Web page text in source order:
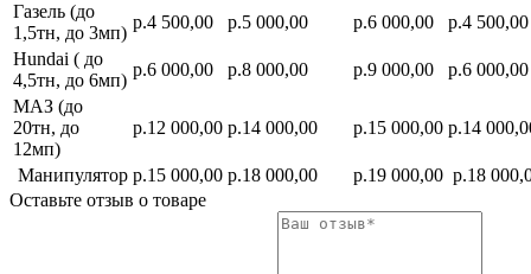
Газель (до
1,5тн, до 3мп)
р.4 500,00 р.5 000,00 р.6 000,00
р.4 500,00
Hundai ( до
4,5тн, до 6мп)
р.6 000,00 р.8 000,00 р.9 000,00
р.6 000,00
МАЗ (до
20тн, до
12мп)
р.12 000,00 р.14 000,00 р.15 000,00 р.14
Манипулятор р.15 000,00 р.18 000,00 р.19 000,00 р.18
Оставьте отзыв о товаре